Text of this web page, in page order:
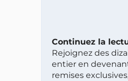
Continuez la
Rejoignez des
entier en
remises